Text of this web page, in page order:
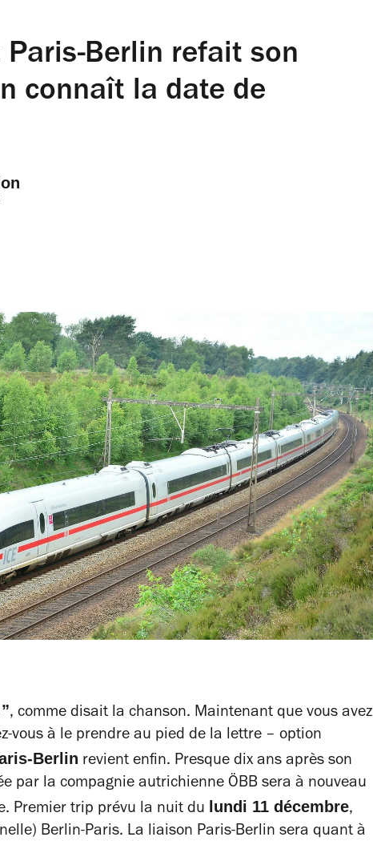
Berlin refait son
connaît la date de
, comme disait la chanson. Maintenant que vous avez
vous à le prendre au pied de la lettre – option
Berlin revient enfin. Presque dix ans après son
par la compagnie autrichienne ÖBB sera à nouveau
Premier trip prévu la nuit du
lundi 11 décembre,
Berlin-Paris. La liaison Paris-Berlin sera quant à